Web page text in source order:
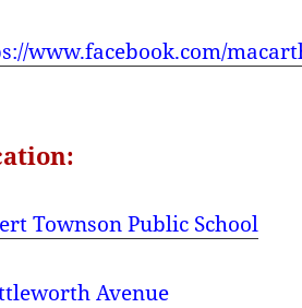
www.facebook.com/
Townson Public School
Avenue